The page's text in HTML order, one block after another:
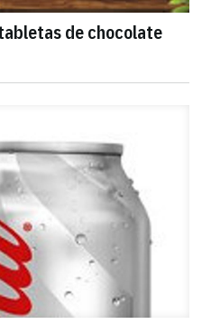
de chocolate